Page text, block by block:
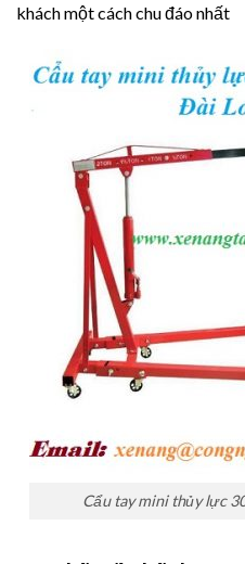
khách một cách chu đáo nhất
Cẩu tay mini thủy lực